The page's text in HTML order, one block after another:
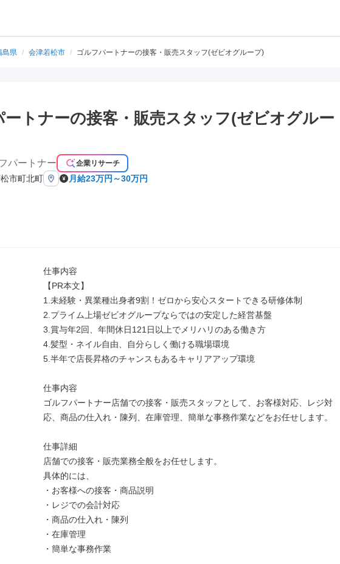
島県 / 会津若松市 / ゴルフパートナーの接客・販売スタッフ(ゼビオグループ)
ートナーの接客・販売スタッフ(ゼビオグルー
パートナー 企業リサーチ
市町北町 月給23万円～30万円
仕事内容
【PR本文】
1.未経験・異業種出身者9割！ゼロから安心スタートできる研修体制
2.プライム上場ゼビオグループならではの安定した経営基盤
3.賞与年2回、年間休日121日以上でメリハリのある働き方
4.髪型・ネイル自由、自分らしく働ける職場環境
5.半年で店長昇格のチャンスもあるキャリアアップ環境
仕事内容
ゴルフパートナー店舗での接客・販売スタッフとして、お客様対応、レジ対
応、商品の仕入れ・陳列、在庫管理、簡単な事務作業などをお任せします。
仕事詳細
店舗での接客・販売業務全般をお任せします。
具体的には、
・お客様への接客・商品説明
・レジでの会計対応
・商品の仕入れ・陳列
・在庫管理
・簡単な事務作業